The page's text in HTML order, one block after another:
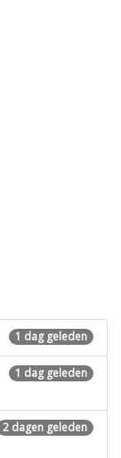
1 dag geleden
1 dag geleden
2 dagen geleden